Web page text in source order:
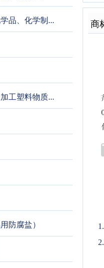
品、化学制...
工塑料物质...
防腐盐）
商